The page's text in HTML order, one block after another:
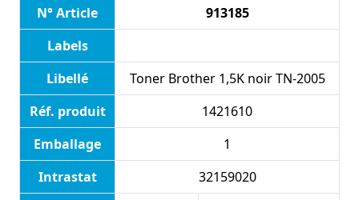
N° Article
913185
Labels
Libellé
Toner Brother 1,5K noir TN-2005
Réf. produit
1421610
Emballage
1
Intrastat
32159020